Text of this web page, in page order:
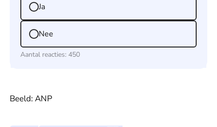
Ja
Nee
Aantal reacties: 450
Beeld: ANP